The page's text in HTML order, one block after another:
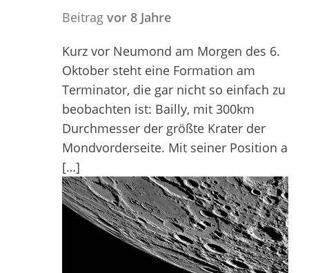
Beitrag vor 8 Jahre
Kurz vor Neumond am Morgen des 6.
Oktober steht eine Formation am
Terminator, die gar nicht so einfach zu
beobachten ist: Bailly, mit 300km
Durchmesser der größte Krater der
Mondvorderseite. Mit seiner Position a
[…]